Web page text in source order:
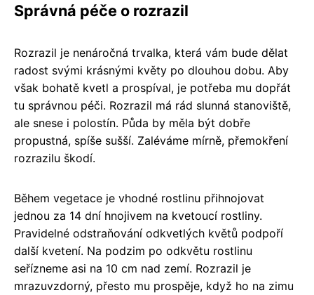
Správná péče o rozrazil
Rozrazil je nenáročná trvalka, která vám bude dělat
radost svými krásnými květy po dlouhou dobu. Aby
však bohatě kvetl a prospíval, je potřeba mu dopřát
tu správnou péči. Rozrazil má rád slunná stanoviště,
ale snese i polostín. Půda by měla být dobře
propustná, spíše sušší. Zaléváme mírně, přemokření
rozrazilu škodí.
Během vegetace je vhodné rostlinu přihnojovat
jednou za 14 dní hnojivem na kvetoucí rostliny.
Pravidelné odstraňování odkvetlých květů podpoří
další kvetení. Na podzim po odkvětu rostlinu
seřízneme asi na 10 cm nad zemí. Rozrazil je
mrazuvzdorný, přesto mu prospěje, když ho na zimu